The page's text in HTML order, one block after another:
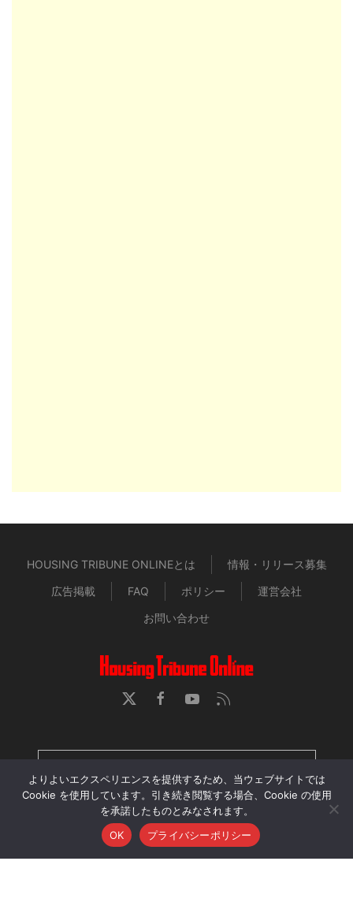
HOUSING TRIBUNE ONLINEとは
情報・リリース募集
広告掲載
FAQ ポリシー
運営会社
お問い合わせ
当サイトに掲載された記事・画像・動画の無断転用、再配
布、アップロードを禁じます。
© 2026 Housing Tribune Online. All Rights Reserved.
よりよいエクスペリエンスを提供するため、当ウェブサイトでは
Cookie を使用しています。引き続き閲覧する場合、Cookie の使用
を承諾したものとみなされます。
OK
プライバシーポリシー